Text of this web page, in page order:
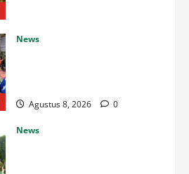
News
Agustus 8, 2026 0
News